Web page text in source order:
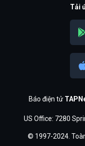
Tải
Báo điện tử
US Office: 7280
© 1997-2024.